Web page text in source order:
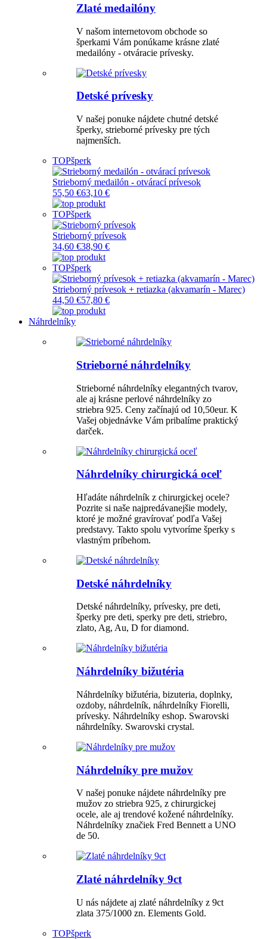
Zlaté medailóny
V našom internetovom obchode so
šperkami Vám ponúkame krásne zlaté
medailóny - otváracie prívesky.
Detské prívesky
V našej ponuke nájdete chutné detské
šperky, strieborné prívesky pre tých
najmenších.
TOPšperk
Strieborný medailón - otvárací prívesok
55,50 €63,10 €
TOPšperk
Strieborný prívesok
34,60 €38,90 €
TOPšperk
Strieborný prívesok + retiazka (akvamarín - Marec)
44,50 €57,80 €
Náhrdelníky
Strieborné náhrdelníky
Strieborné náhrdelníky elegantných tvarov,
ale aj krásne perlové náhrdelníky zo
striebra 925. Ceny začínajú od 10,50eur. K
Vašej objednávke Vám pribalíme praktický
darček.
Náhrdelníky chirurgická oceľ
Hľadáte náhrdelník z chirurgickej ocele?
Pozrite si naše najpredávanejšie modely,
ktoré je možné gravírovať podľa Vašej
predstavy. Takto spolu vytvoríme šperky s
vlastným príbehom.
Detské náhrdelníky
Detské náhrdelníky, prívesky, pre deti,
šperky pre deti, sperky pre deti, striebro,
zlato, Ag, Au, D for diamond.
Náhrdelníky bižutéria
Náhrdelníky bižutéria, bizuteria, doplnky,
ozdoby, náhrdelník, náhrdelníky Fiorelli,
prívesky. Náhrdelníky eshop. Swarovski
náhrdelníky. Swarovski crystal.
Náhrdelníky pre mužov
V našej ponuke nájdete náhrdelníky pre
mužov zo striebra 925, z chirurgickej
ocele, ale aj trendové kožené náhrdelníky.
Náhrdelníky značiek Fred Bennett a UNO
de 50.
Zlaté náhrdelníky 9ct
U nás nájdete aj zlaté náhrdelníky z 9ct
zlata 375/1000 zn. Elements Gold.
TOPšperk